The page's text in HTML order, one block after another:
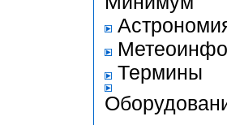
Метеоинфо
Термины